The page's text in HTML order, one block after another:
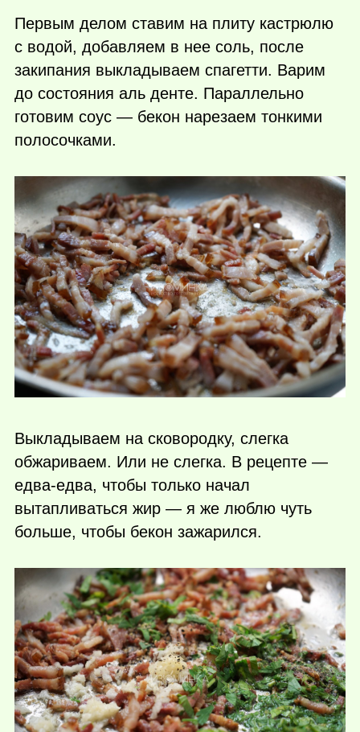
Первым делом ставим на плиту кастрюлю
с водой, добавляем в нее соль, после
закипания выкладываем спагетти. Варим
до состояния аль денте. Параллельно
готовим соус — бекон нарезаем тонкими
полосочками.
Выкладываем на сковородку, слегка
обжариваем. Или не слегка. В рецепте —
едва-едва, чтобы только начал
вытапливаться жир — я же люблю чуть
больше, чтобы бекон зажарился.